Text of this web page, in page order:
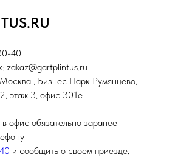
40
zakaz@gartplintus.ru
, Бизнес Парк Румянцево,
этаж 3, офис 301е
офис обязательно заранее
и сообщить о своем приезде.